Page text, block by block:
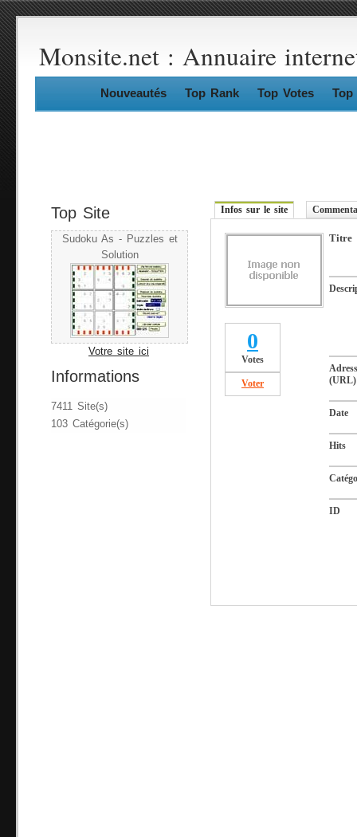
Monsite.net : Annuaire
Nouveautés Top Rank Top Votes Top
Top Site
Sudoku As - Puzzles et
Solution
Votre site ici
Informations
7411 Site(s)
103 Catégorie(s)
Infos sur le site
0
Votes
Voter
Titre
Date
Hits
ID